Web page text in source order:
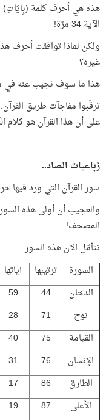
الآية 34 مرّة!
غيره؟
هذا ما سوف نجيب عنه في
ترقّبوا مفاجآت طريق
على أن هذا القرآن هو كلام
رُباعيات الصاد..
سور القرآن التي ورد فيها حرف الصاد 4 مرّات
المصحف!
نتأمّل الآن هذه السور..
السورة
ترتيبها آياتها
الدخان
44
59
نوح
71
28
القيامة
75
40
الإنسان
76
31
الطارق
86
17
الأعلى
87
19